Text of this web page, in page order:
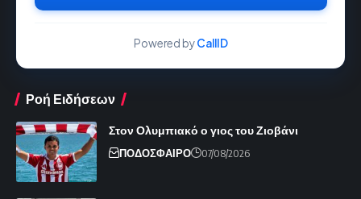
Powered byCallID
Ροή Ειδήσεων
Στον Ολυμπιακό ο γιος του Ζιοβάνι
ΠΟΔΟΣΦΑΙΡΟ 07/08/2026